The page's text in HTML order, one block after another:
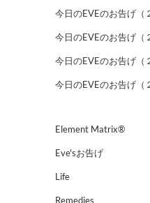
今日のEVEのお告げ（
今日のEVEのお告げ（
今日のEVEのお告げ（
今日のEVEのお告げ（
Element Matrix®
Eve'sお告げ
Life
Remedies